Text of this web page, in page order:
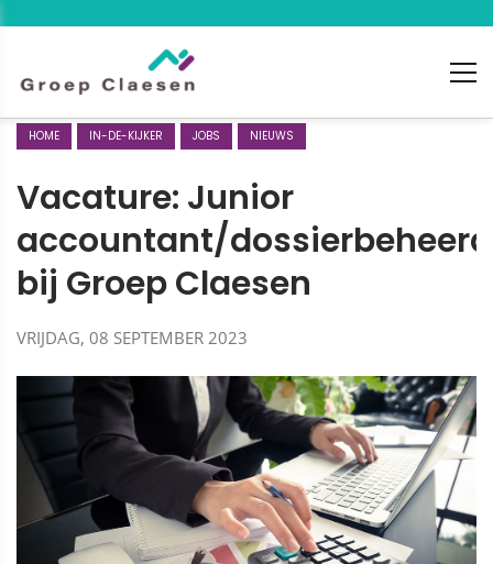
HOME IN-DE-KIJKER JOBS NIEUWS
Vacature: Junior
accountant/
bij Groep Claesen
VRIJDAG, 08 SEPTEMBER 2023